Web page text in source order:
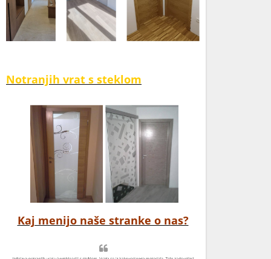
Notranjih vrat s steklom
Kaj menijo naše stranke o nas?